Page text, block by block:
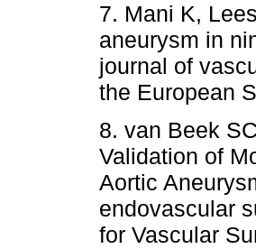
7. Mani K,
aneurysm in
journal of
the European
8. van Beek
Validation of
Aortic
endovascular
for Vascular